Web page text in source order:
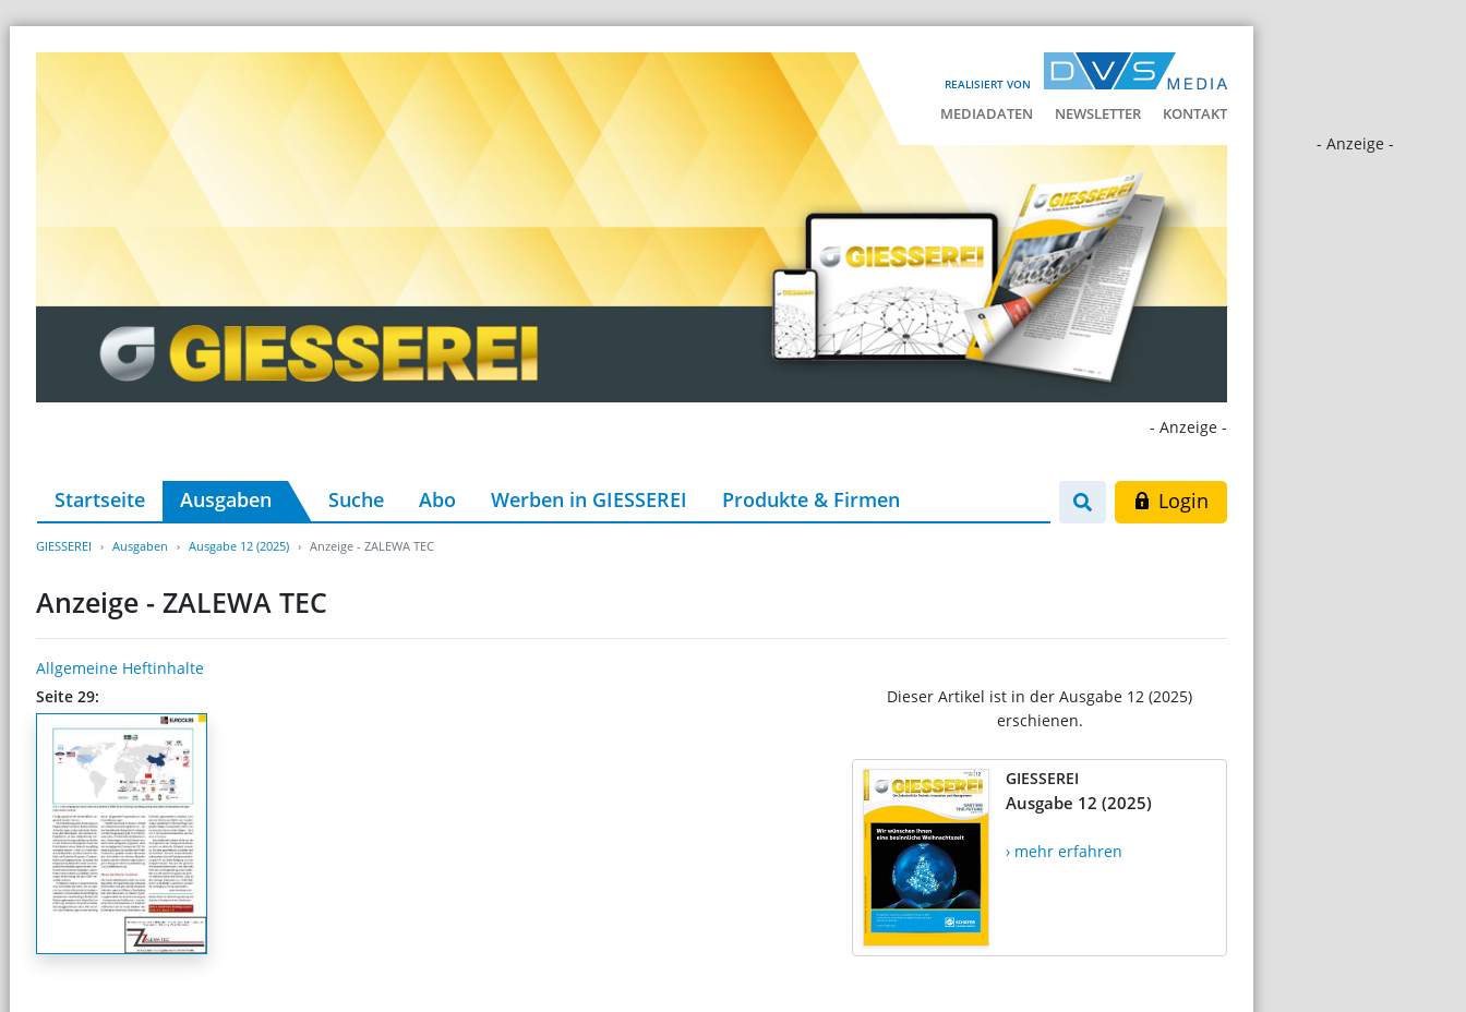
REALISIERT VON
MEDIADATEN NEWSLETTER KONTAKT
- Anzeige -
- Anzeige -
Startseite Ausgaben Suche Abo Werben in GIESSEREI Produkte & Firmen Login
GIESSEREI Ausgaben Ausgabe 12 (2025) Anzeige - ZALEWA TEC
Anzeige - ZALEWA TEC
Allgemeine Heftinhalte
Seite 29:
Dieser Artikel ist in der Ausgabe 12 (2025)
erschienen.
GIESSEREI
Ausgabe 12 (2025)
› mehr erfahren